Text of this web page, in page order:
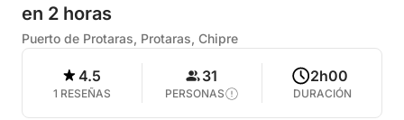
en 2 horas
Puerto de Protaras, Protaras, Chipre
4.5
1 RESEÑAS
31
PERSONAS
2h00
DURACIÓN